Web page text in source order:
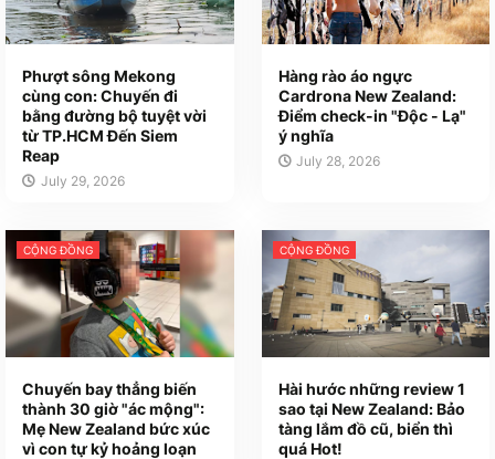
Phượt sông Mekong
cùng con: Chuyến đi
bằng đường bộ tuyệt vời
từ TP.HCM Đến Siem
Reap
July 29, 2026
Hàng rào áo ngực
Cardrona New Zealand:
Điểm check-in "Độc - Lạ"
ý nghĩa
July 28, 2026
CỘNG ĐỒNG
Chuyến bay thẳng biến
thành 30 giờ "ác mộng":
Mẹ New Zealand bức xúc
vì con tự kỷ hoảng loạn
CỘNG ĐỒNG
Hài hước những review 1
sao tại New Zealand: Bảo
tàng lắm đồ cũ, biển thì
quá Hot!